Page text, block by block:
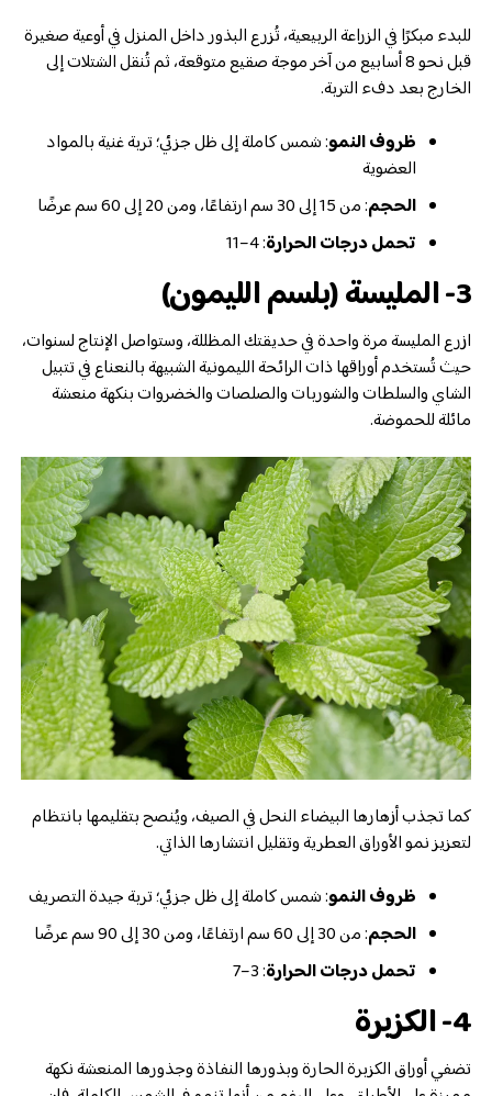
للبدء مبكرًا في الزراعة الربيعية، تُزرع البذور داخل المنزل في أوعية صغيرة
قبل نحو 8 أسابيع من آخر موجة صقيع متوقعة، ثم تُنقل الشتلات إلى
الخارج بعد دفء التربة.
ظروف النمو: شمس كاملة إلى ظل جزئي؛ تربة غنية بالمواد
العضوية
الحجم: من 15 إلى 30 سم ارتفاعًا، ومن 20 إلى 60 سم عرضًا
تحمل درجات الحرارة: 4–11
3- المليسة (بلسم الليمون)
ازرع المليسة مرة واحدة في حديقتك المظللة، وستواصل الإنتاج لسنوات،
حيث تُستخدم أوراقها ذات الرائحة الليمونية الشبيهة بالنعناع في تتبيل
الشاي والسلطات والشوربات والصلصات والخضروات بنكهة منعشة
مائلة للحموضة.
كما تجذب أزهارها البيضاء النحل في الصيف، ويُنصح بتقليمها بانتظام
لتعزيز نمو الأوراق العطرية وتقليل انتشارها الذاتي.
ظروف النمو: شمس كاملة إلى ظل جزئي؛ تربة جيدة التصريف
الحجم: من 30 إلى 60 سم ارتفاعًا، ومن 30 إلى 90 سم عرضًا
تحمل درجات الحرارة: 3–7
4- الكزبرة
تضفي أوراق الكزبرة الحارة وبذورها النفاذة وجذورها المنعشة نكهة